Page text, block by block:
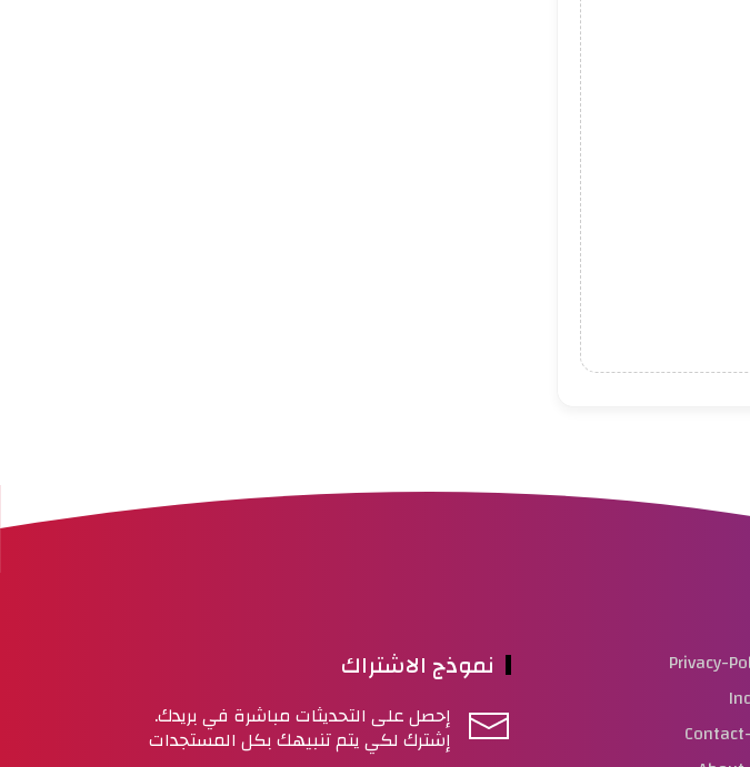
Privacy-
نموذج الاشتراك
إحصل على التحديثات مباشرة في بريدك.
إشترك لكي يتم تنبيهك بكل المستجدات